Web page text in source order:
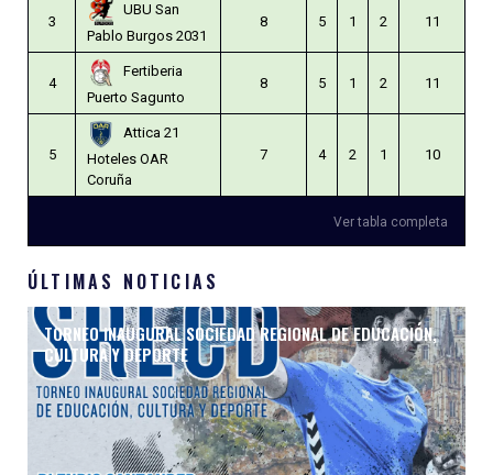
3
UBU San
Pablo Burgos 2031
8 5 1 2 11
4
Fertiberia
Puerto Sagunto
8 5 1 2 11
5
Attica 21
Hoteles OAR
Coruña
7 4 2 1 10
Ver tabla completa
ÚLTIMAS NOTICIAS
TORNEO INAUGURAL SOCIEDAD REGIONAL DE EDUCACIÓN,
CULTURA Y DEPORTE